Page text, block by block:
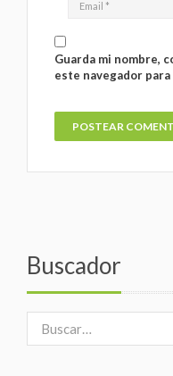
Guarda mi nombre,
este navegador
Buscador